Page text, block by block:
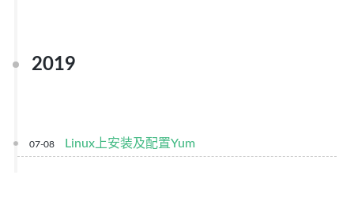
2019
07-08 Linux上安装及配置Yum